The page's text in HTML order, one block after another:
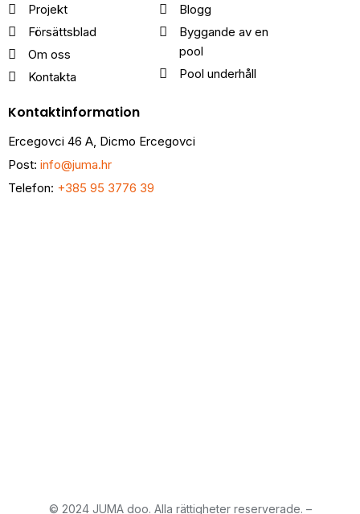
Projekt
Försättsblad
Om oss
Kontakta
Blogg
Byggande av en
pool
Pool underhåll
Kontaktinformation
Ercegovci 46 A, Dicmo Ercegovci
Post: info@juma.hr
Telefon: +385 95 3776 39
© 2024 JUMA doo. Alla rättigheter reserverade. –